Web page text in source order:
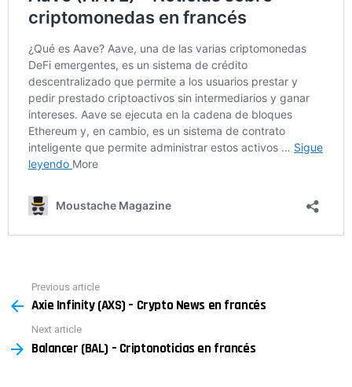
more
Previous article
Axie Infinity (AXS) – Crypto News en francés
Next article
Balancer (BAL) – Criptonoticias en francés